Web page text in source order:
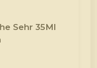
Sehr 35Ml